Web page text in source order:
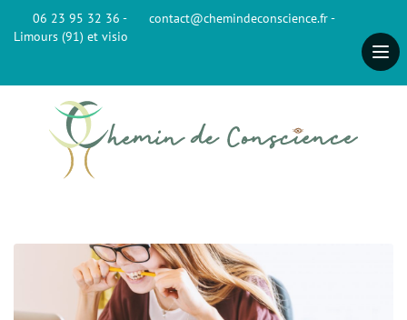
06 23 95 32 36 -
contact@chemindeconscience.fr -
Limours (91) et visio